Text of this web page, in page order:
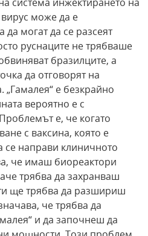
система инжектирането на
може да е
да могат да се разсеят
руснаците не трябваше
бразилците, а
да отговорят на
„Гамалея“ е безкрайно
вероятно е с
е, че когато
с ваксина, която е
се направи клиничното
че имаш биореактори
трябва да захранваш
ще трябва да разшириш
че трябва да
и да започнеш да